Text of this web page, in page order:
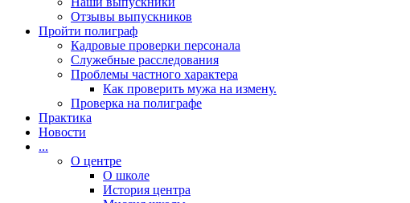
Отзывы выпускников
Пройти полиграф
Кадровые проверки персонала
Cлужебные расследования
Проблемы частного характера
Как проверить мужа на измену.
Проверка на полиграфе
Практика
Новости
...
О центре
О школе
История центра